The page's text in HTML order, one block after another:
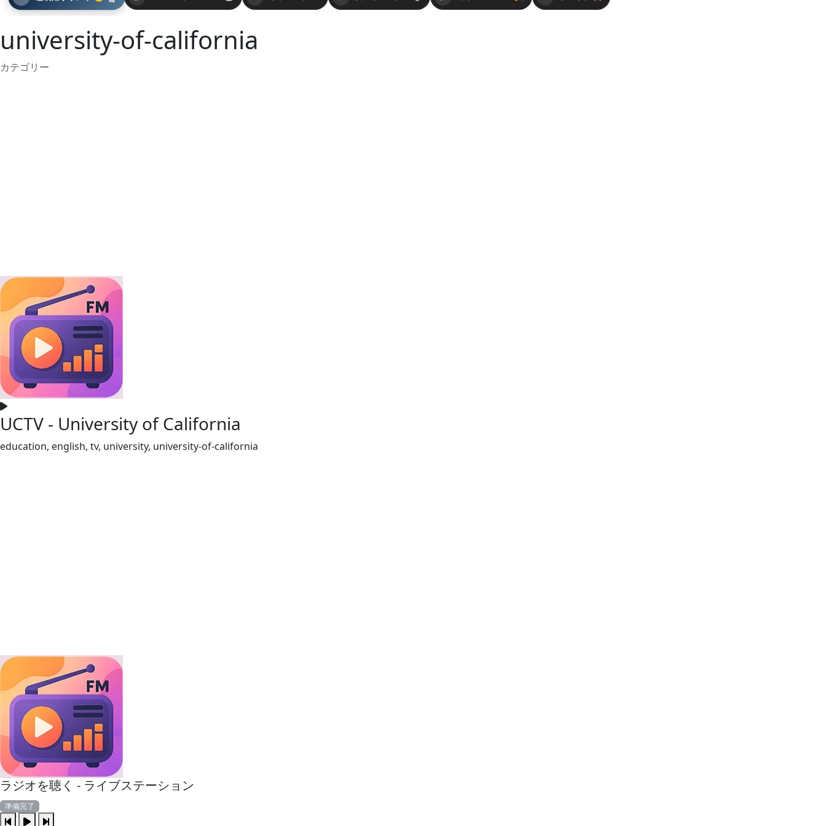
university-of-california
カテゴリー
UCTV - University of California
education, english, tv, university, university-of-california
ラジオを聴く - ライブステーション
準備完了